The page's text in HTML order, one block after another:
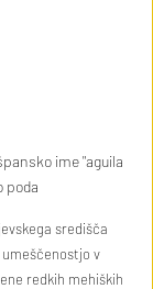
ime "aguila
poda
središča
umeščenostjo v
redkih mehiških